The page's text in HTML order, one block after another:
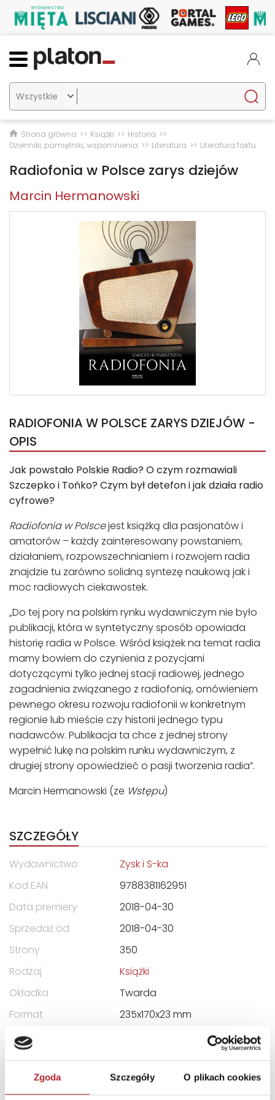
Zgoda Szczegóły O plikach cookies

Strona główna Książki
Historia
Dzienniki, pamiętniki, wspomnienia
Literatura Literatura faktu
Radiofonia w Polsce zarys dziejów
Marcin Hermanowski
RADIOFONIA W POLSCE ZARYS DZIEJÓW -
OPIS
Jak powstało Polskie Radio? O czym rozmawiali
Szczepko i Tońko? Czym był detefon i jak działa radio
cyfrowe?
Radiofonia w Polscejest książką dla pasjonatów i
amatorów – każdy zainteresowany powstaniem,
działaniem, rozpowszechnianiem i rozwojem radia
znajdzie tu zarówno solidną syntezę naukową jak i
moc radiowych ciekawostek.
„Do tej pory na polskim rynku wydawniczym nie było
publikacji, która w syntetyczny sposób opowiada
historię radia w Polsce. Wśród książek na temat radia
mamy bowiem do czynienia z pozycjami
dotyczącymi tylko jednej stacji radiowej, jednego
zagadnienia związanego z radiofonią, omówieniem
pewnego okresu rozwoju radiofonii w konkretnym
regionie lub mieście czy historii jednego typu
nadawców. Publikacja ta chce z jednej strony
wypełnić lukę na polskim runku wydawniczym, z
drugiej strony opowiedzieć o pasji tworzenia radia”.
Marcin Hermanowski (ze Wstępu)
SZCZEGÓŁY
Wydawnictwo
Zysk i S-ka
Kod EAN
9788381162951
Data premiery
2018-04-30
Sprzedaż od
2018-04-30
Strony
350
Rodzaj
Książki
Okładka
Twarda
Format
235x170x23 mm
DANE OSOBY ODPOWIEDZIALNEJ
Nazwa
ZYSK I S-KA WYDAWNICTWO